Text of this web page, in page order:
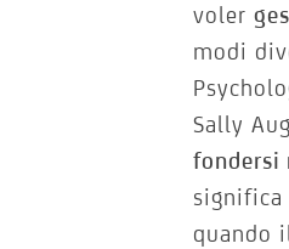
voler
modi
Sally
fondersi
significa
quando